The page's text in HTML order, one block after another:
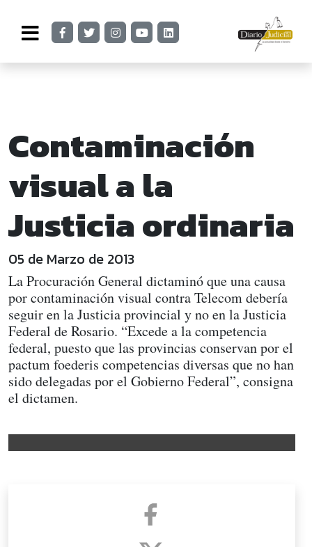
Contaminación
visual a la
Justicia ordinaria
05 de Marzo de 2013
La Procuración General dictaminó que una causa
por contaminación visual contra Telecom debería
seguir en la Justicia provincial y no en la Justicia
Federal de Rosario. “Excede a la competencia
federal, puesto que las provincias conservan por el
pactum foederis competencias diversas que no han
sido delegadas por el Gobierno Federal”, consigna
el dictamen.